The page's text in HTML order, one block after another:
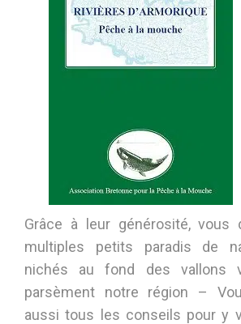
Grâce à leur générosité, vous
multiples petits paradis de
nichés au fond des vallons
parsèment notre région –
aussi tous les conseils pour y